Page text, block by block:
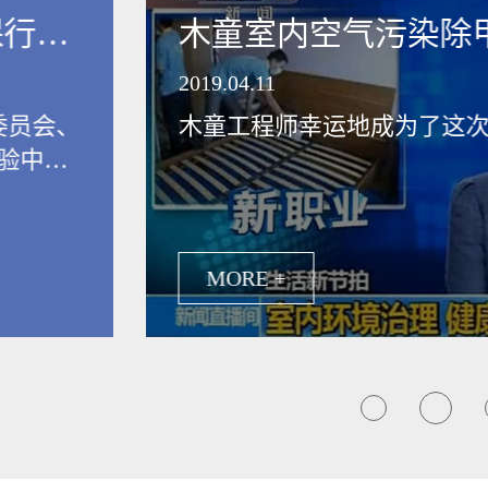
业
会、
中
木童室内空气污染
领健康新生活
2019.04.11
木童工程师幸运地成为了这
MORE +